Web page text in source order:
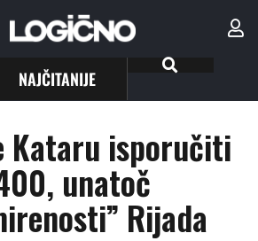
NAJČITANIJE
Kataru isporučiti
unatoč
Rijada